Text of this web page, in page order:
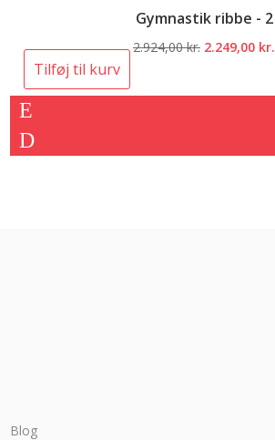
Gymnastik ribbe - 2
2.924,00kr. Den
2.249,00 kr.
Tilføj til kurv
Blog